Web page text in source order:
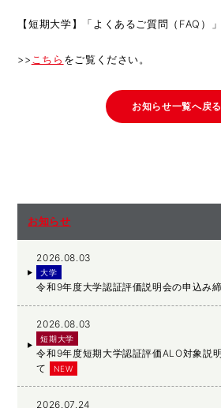
【短期大学】「よくあるご質問（FAQ）
>> こちら をご覧ください。
お知らせ一覧へ戻る
お知らせ
2026.08.03
大学
令和9年度大学認証評価説明会の申込み
2026.08.03
短期大学
令和9年度短期大学認証評価ALO対象説
て
NEW
2026.07.24